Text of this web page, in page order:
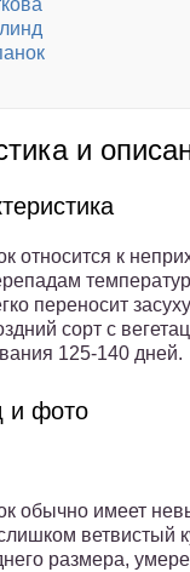
и
относится к
переносит
сорт с
125-140 дней.
и фото
обычно имеет
ветвистый
размера,